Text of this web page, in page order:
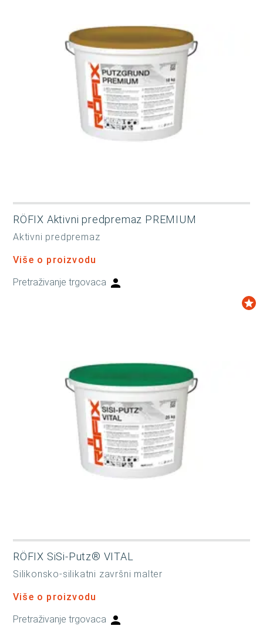
RÖFIX Aktivni predpremaz PREMIUM
Aktivni predpremaz
Više o proizvodu
Pretraživanje trgovaca
RÖFIX SiSi-Putz® VITAL
Silikonsko-silikatni završni malter
Više o proizvodu
Pretraživanje trgovaca